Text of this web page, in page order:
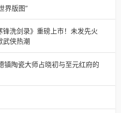
生鲜赛道已经卷成麻花了，为什
界版图”
界版图”山东高青农妇的30年“草
王克军 郭克烁）一根黄河滩上
洗剑录》重磅上市！未发先火
武侠热潮
袂巨献《寒锋洗剑录》重磅上
丹心侠骨再掀武侠热潮（文/梵
镇陶瓷大师占晓初与至元红府的
窑火，千年不熄，淬炼出无数
艳红，穿越七百年岁月，成为
吴中白金汉爵大酒店蓝鳍金枪鱼